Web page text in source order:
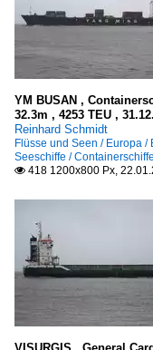
YM BUSAN ,
32.3m , 4253 TEU ,
Reinhard Schmidt
Flüsse und Seen / Europa /
Seeschiffe /
 418 1200x800 Px,
VISURGIS , General